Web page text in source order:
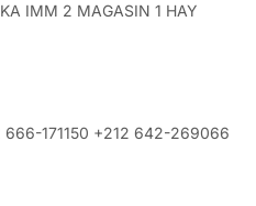
IMM 2 MAGASIN 1 HAY
666-171150 +212 642-269066